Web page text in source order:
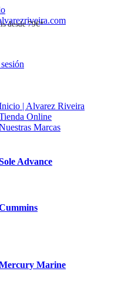
| Alvarez Riveira
Online
Marcas
Advance
Marine
desde 79€*